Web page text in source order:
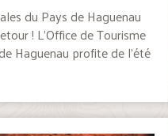
du Pays de Haguenau
! L’Office de Tourisme
Haguenau profite de l’été